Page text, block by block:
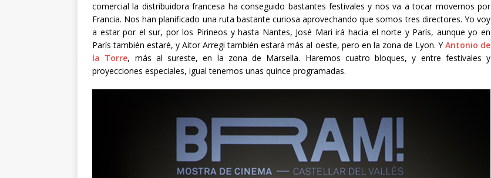
comercial la distribuidora francesa ha conseguido bastantes festivales y nos va a tocar movernos por
Francia. Nos han planificado una ruta bastante curiosa aprovechando que somos tres directores. Yo voy
a estar por el sur, por los Pirineos y hasta Nantes, José Mari irá hacia el norte y París, aunque yo en
París también estaré, y Aitor Arregi también estará más al oeste, pero en la zona de Lyon. YAntonio de
la Torre, más al sureste, en la zona de Marsella. Haremos cuatro bloques, y entre festivales y
proyecciones especiales, igual tenemos unas quince programadas.